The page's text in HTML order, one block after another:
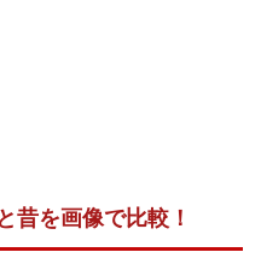
昔を画像で比較！